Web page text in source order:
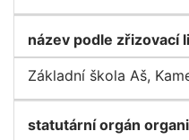
název podle zřizovací
Základní škola Aš,
statutární orgán